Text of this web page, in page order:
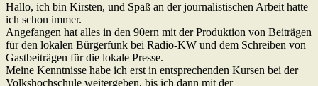
Hallo, ich bin Kirsten, und Spaß an der journalistischen Arbeit hatte
ich schon immer.
Angefangen hat alles in den 90ern mit der Produktion von Beiträgen
für den lokalen Bürgerfunk bei Radio-KW und dem Schreiben von
Gastbeiträgen für die lokale Presse.
Meine Kenntnisse habe ich erst in entsprechenden Kursen bei der
Volkshochschule weitergeben, bis ich dann mit der